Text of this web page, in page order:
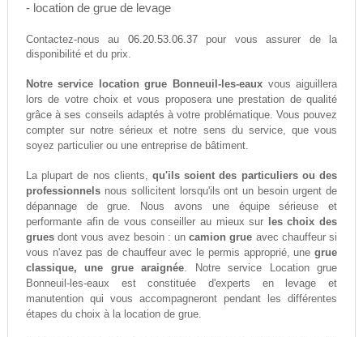
- location de grue de levage
Contactez-nous au 06.20.53.06.37pour vous assurer de la
disponibilité et du prix.
Notre service location grue Bonneuil-les-eaux vous aiguillera
lors de votre choix et vous proposera une prestation de qualité
grâce à ses conseils adaptés à votre problématique. Vous pouvez
compter sur notre sérieux et notre sens du service, que vous
soyez particulier ou une entreprise de bâtiment.
La plupart de nos clients, qu'ils soient des particuliers ou des
professionnelsnous sollicitent lorsqu'ils ont un besoin urgent de
dépannage de grue. Nous avons une équipe sérieuse et
performante afin de vous conseiller au mieux sur
les choix des
gruesdont vous avez besoin : uncamion grue avec chauffeur si
vous n'avez pas de chauffeur avec le permis approprié, unegrue
classique, une grue araignée. Notre service Location grue
Bonneuil-les-eaux est constituée d'experts en levage et
manutention qui vous accompagneront pendant les différentes
étapes du choix à la location de grue.